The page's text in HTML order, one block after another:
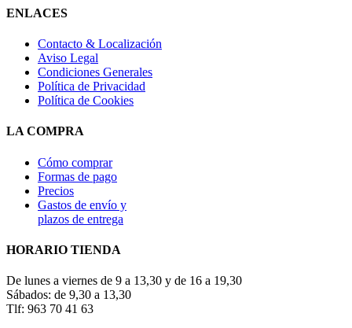
ENLACES
Contacto & Localización
Aviso Legal
Condiciones Generales
Política de Privacidad
Política de Cookies
LA COMPRA
Cómo comprar
Formas de pago
Precios
Gastos de envío y
plazos de entrega
HORARIO TIENDA
De lunes a viernes de 9 a 13,30 y de 16 a 19,30
Sábados: de 9,30 a 13,30
Tlf: 963 70 41 63